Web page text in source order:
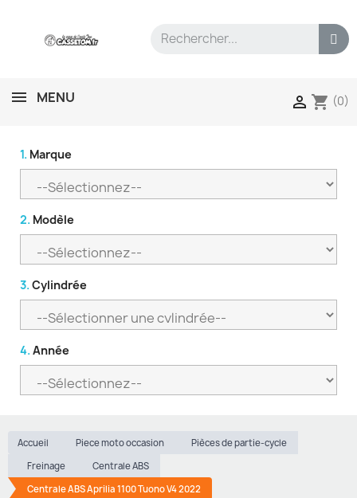
MENU  shopping_cart (0)
1. Marque
2. Modèle
3. Cylindrée
4. Année
Accueil Piece moto occasion
Pièces de partie-cycle
Freinage
Centrale ABS
Centrale ABS Aprilia 1100 Tuono V4 2022